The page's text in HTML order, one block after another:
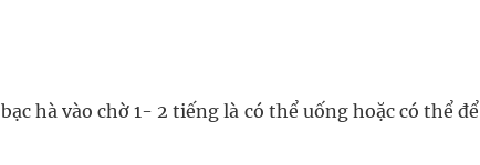
hà vào chờ 1- 2 tiếng là có thể uống hoặc có thể để